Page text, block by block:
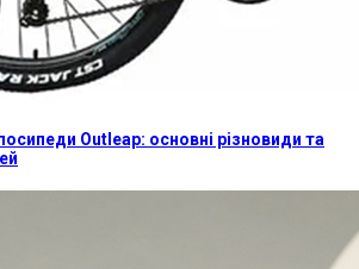
Outleap: основні різновиди та